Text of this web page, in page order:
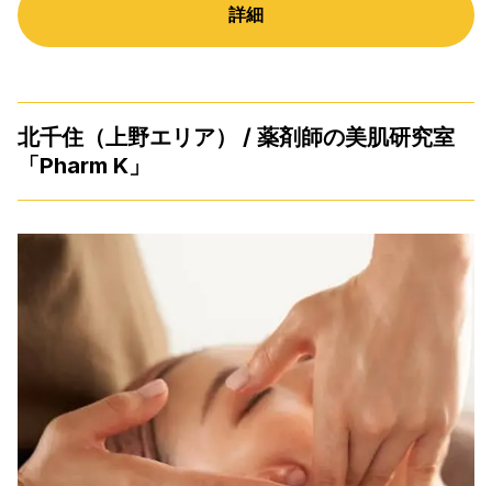
詳細
北千住（上野エリア） / 薬剤師の美肌研究室
「Pharm K」